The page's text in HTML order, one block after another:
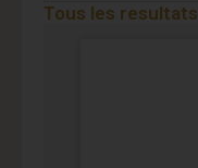
Tous les resultats